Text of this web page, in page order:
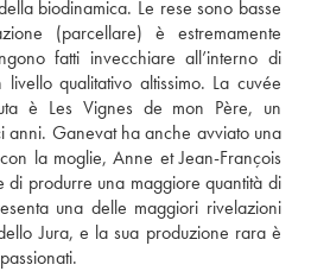
biodinamica. Le rese sono basse
(parcellare) è estremamente
fatti invecchiare all’interno di
qualitativo altissimo. La cuvée
è Les Vignes de mon Père, un
anni. Ganevat ha anche avviato una
con la moglie, Anne et Jean-François
di produrre una maggiore quantità di
una delle maggiori rivelazioni
Jura, e la sua produzione rara è